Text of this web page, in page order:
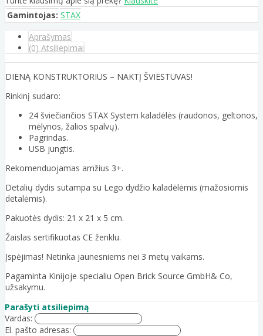
Gamintojas: STAX
Aprašymas
(0) Atsiliepimai
DIENĄ KONSTRUKTORIUS – NAKTĮ ŠVIESTUVAS!
Rinkinį sudaro:
24 šviečiančios STAX System kaladėlės (raudonos, geltonos,
mėlynos, žalios spalvų).
Pagrindas.
USB jungtis.
Rekomenduojamas amžius 3+.
Detalių dydis sutampa su Lego dydžio kaladėlėmis (mažosiomis
detalėmis).
Pakuotės dydis: 21 x 21 x 5 cm.
Žaislas sertifikuotas CE ženklu.
Įspėjimas! Netinka jaunesniems nei 3 metų vaikams.
Pagaminta Kinijoje specialiu Open Brick Source GmbH& Co,
užsakymu.
Parašyti atsiliepimą
Vardas:
El. pašto adresas: